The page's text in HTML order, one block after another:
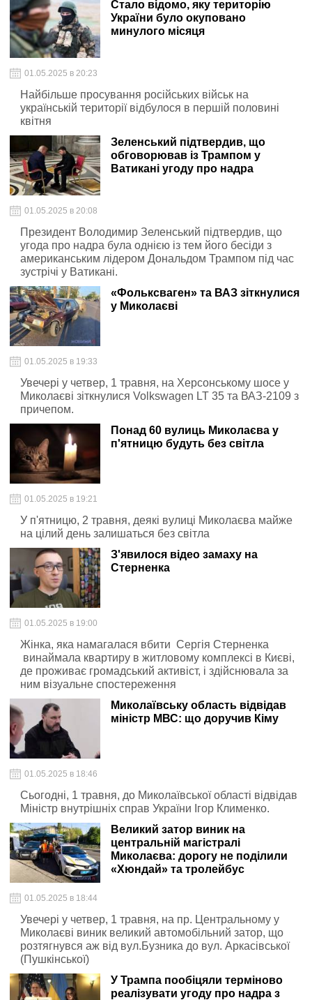
Стало відомо, яку територію
України було окуповано
минулого місяця
01.05.2025 в 20:23
Найбільше просування російських військ на
українській території відбулося в першій половині
квітня
Зеленський підтвердив, що
обговорював із Трампом у
Ватикані угоду про надра
01.05.2025 в 20:08
Президент Володимир Зеленський підтвердив, що
угода про надра була однією із тем його бесіди з
американським лідером Дональдом Трампом під час
зустрічі у Ватикані.
«Фольксваген» та ВАЗ зіткнулися
у Миколаєві
01.05.2025 в 19:33
Увечері у четвер, 1 травня, на Херсонському шосе у
Миколаєві зіткнулися Volkswagen LT 35 та ВАЗ-2109 з
причепом.
Понад 60 вулиць Миколаєва у
п'ятницю будуть без світла
01.05.2025 в 19:21
У п'ятницю, 2 травня, деякі вулиці Миколаєва майже
на цілий день залишаться без світла
З'явилося відео замаху на
Стерненка
01.05.2025 в 19:00
Жінка, яка намагалася вбити Сергія Стерненка
винаймала квартиру в житловому комплексі в Києві,
де проживає громадський активіст, і здійснювала за
ним візуальне спостереження
Миколаївську область відвідав
міністр МВС: що доручив Кіму
01.05.2025 в 18:46
Сьогодні, 1 травня, до Миколаївської області відвідав
Міністр внутрішніх справ України Ігор Клименко.
Великий затор виник на
центральній магістралі
Миколаєва: дорогу не поділили
«Хюндай» та тролейбус
01.05.2025 в 18:44
Увечері у четвер, 1 травня, на пр. Центральному у
Миколаєві виник великий автомобільний затор, що
розтягнувся аж від вул.Бузника до вул. Аркасівської
(Пушкінської)
У Трампа пообіцяли терміново
реалізувати угоду про надра з